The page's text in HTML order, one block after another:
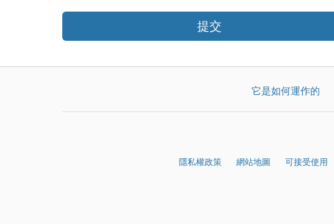
提交
它是如何運作的
隱私權政策 網站地圖 可接受使用